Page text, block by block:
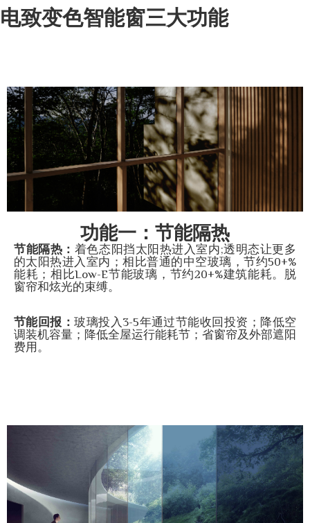
电致变色智能窗三大功能
功能一：节能隔热
节能隔热： 着色态阳挡太阳热进入室内;透明态让更多
的太阳热进入室内；相比普通的中空玻璃，节约50+%
能耗；相比Low-E节能玻璃，节约20+%建筑能耗。脱
窗帘和炫光的束缚。
节能回报：玻璃投入3-5年通过节能收回投资；降低空
调装机容量；降低全屋运行能耗节；省窗帘及外部遮阳
费用。